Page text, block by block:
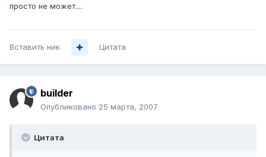
просто не может....
Вставить ник Цитата
builder
Опубликовано 25 марта, 2007
Цитата